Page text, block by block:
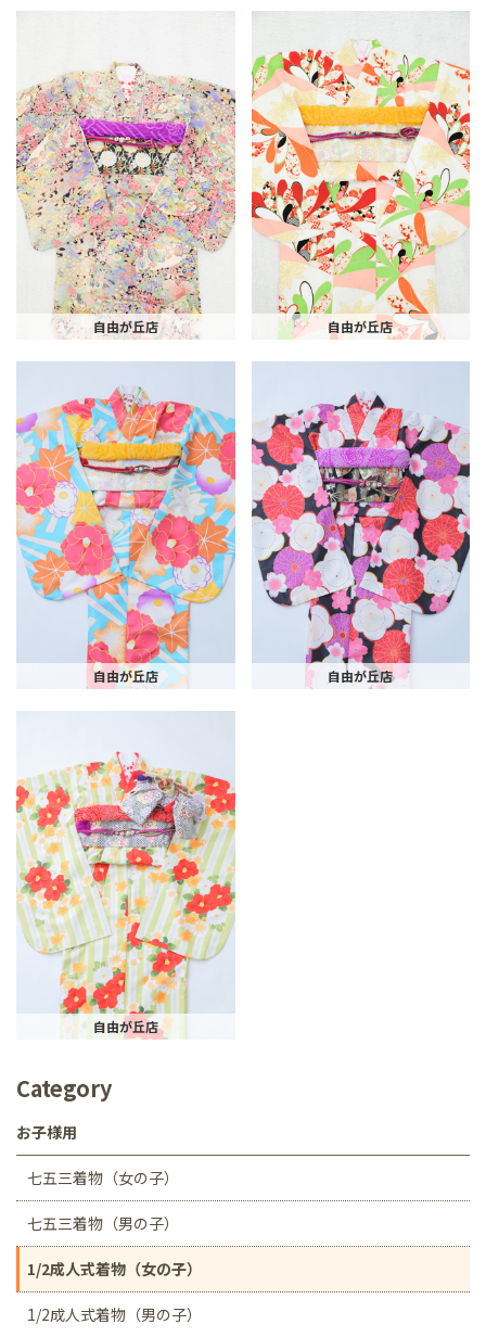
自由が丘店 自由が丘店
自由が丘店 自由が丘店
自由が丘店
Category
お子様用
七五三着物（女の子）
七五三着物（男の子）
1/2成人式着物（女の子）
1/2成人式着物（男の子）